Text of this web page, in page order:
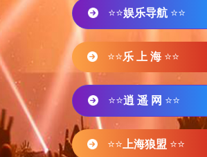
⭐⭐娱乐导航 ⭐⭐
⭐⭐乐 上 海 ⭐⭐
⭐⭐逍 遥 网 ⭐⭐
⭐⭐ 上海狼盟 ⭐⭐